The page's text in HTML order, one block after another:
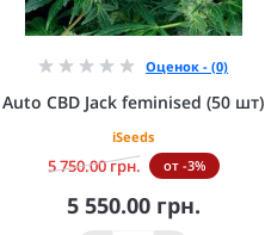
Оценок - (0)
Auto CBD Jack feminised (50 шт)
iSeeds
5 750.00 грн. от -3%
5 550.00 грн.